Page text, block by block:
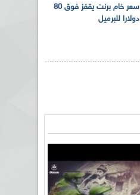
سعر خام برنت يقفز فوق 80
دولارا للبرميل